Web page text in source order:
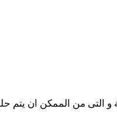
التى من الممكن ان يتم